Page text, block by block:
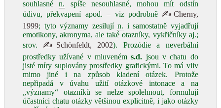
souhlasnén. spíše nesouhlasné, mohou mít odstín
údivu, překvapení apod. ‒ viz podrobně ✍Cherny,
1999; tyto významy zesilujín. i samostatně vyjadřují
emotikony, akronyma, ale také otazníky, vykřičníky aj.;
srov. ✍Schönfeldt, 2002). Prozódie a neverbální
prostředky užívané v mluvenéms.d. jsou v chatu do
jisté míry suplovány prostředky grafickými. To má vliv
mimo jiné i na způsob kladení otázek. Protože
nepřipadá v úvahu užití otázkové intonace a na
„významy“ otazníků se nelze spolehnout, formulují
účastníci chatu otázky většinou explicitně, i jako otázky